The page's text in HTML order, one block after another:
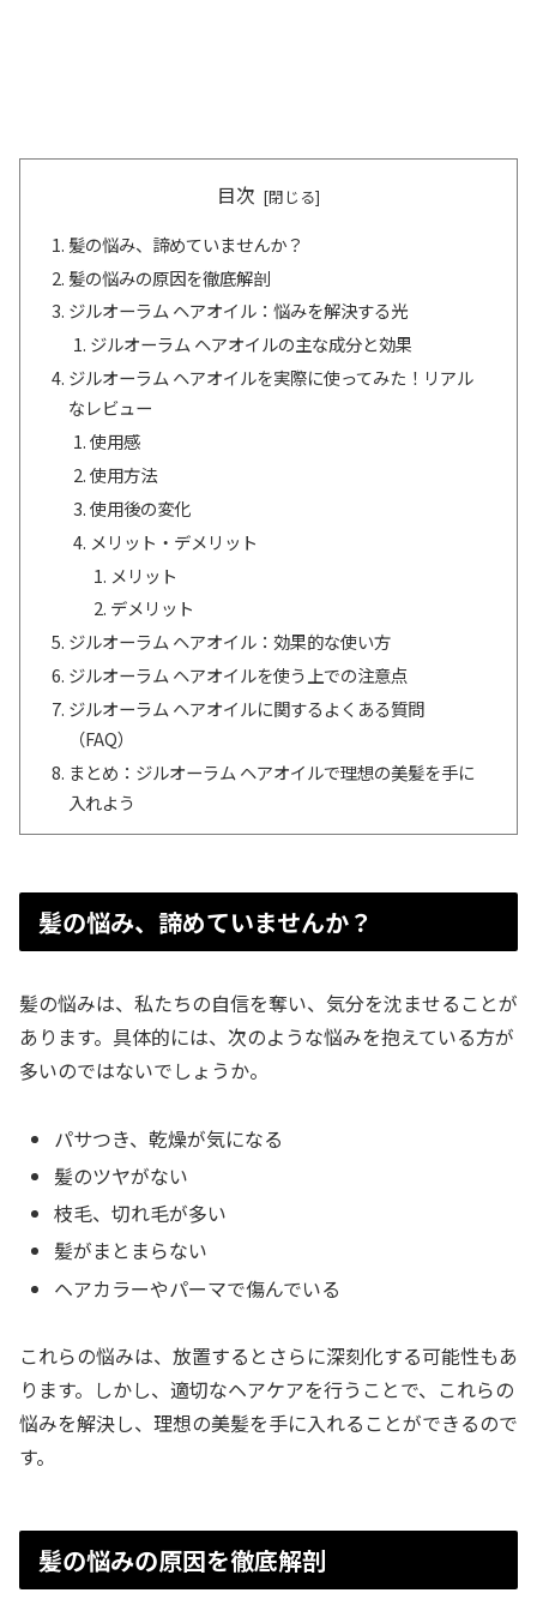
目次
髪の悩み、諦めていませんか？
髪の悩みの原因を徹底解剖
ジルオーラム ヘアオイル：悩みを解決する光
ジルオーラム ヘアオイルの主な成分と効果
ジルオーラム ヘアオイルを実際に使ってみた！リアル
なレビュー
使用感
使用方法
使用後の変化
メリット・デメリット
メリット
デメリット
ジルオーラム ヘアオイル：効果的な使い方
ジルオーラム ヘアオイルを使う上での注意点
ジルオーラム ヘアオイルに関するよくある質問
（FAQ）
まとめ：ジルオーラム ヘアオイルで理想の美髪を手に
入れよう
髪の悩み、諦めていませんか？
髪の悩みは、私たちの自信を奪い、気分を沈ませることが
あります。具体的には、次のような悩みを抱えている方が
多いのではないでしょうか。
パサつき、乾燥が気になる
髪のツヤがない
枝毛、切れ毛が多い
髪がまとまらない
ヘアカラーやパーマで傷んでいる
これらの悩みは、放置するとさらに深刻化する可能性もあ
ります。しかし、適切なヘアケアを行うことで、これらの
悩みを解決し、理想の美髪を手に入れることができるので
す。
髪の悩みの原因を徹底解剖